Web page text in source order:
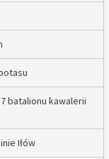
batalionu kawalerii
Iłów